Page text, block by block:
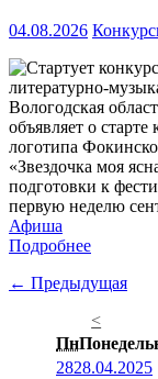
04.08.2026
Вологодская
объявляет о
логотипа
«Звездочка моя
подготовки к
первую неделю
Афиша
Подробнее
← Предыдущая
<
Пн
2828.04.2025